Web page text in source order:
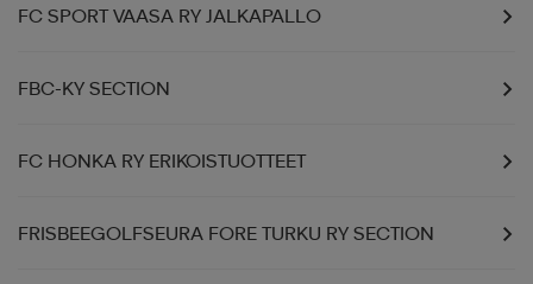
FC SPORT VAASA RY JALKAPALLO
FBC-KY SECTION
FC HONKA RY ERIKOISTUOTTEET
FRISBEEGOLFSEURA FORE TURKU RY SECTION